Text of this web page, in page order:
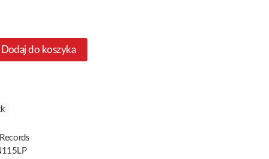
Dodaj do koszyka